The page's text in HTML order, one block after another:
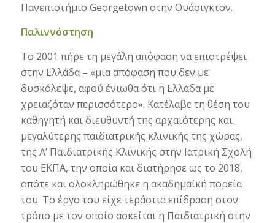
Πανεπιστήμιο Georgetown στην Ουάσιγκτον.
Παλιννόστηση
Το 2001 πήρε τη μεγάλη απόφαση να επιστρέψει
στην Ελλάδα – «μια απόφαση που δεν με
δυσκόλεψε, αφού ένιωθα ότι η Ελλάδα με
χρειαζόταν περισσότερο». Κατέλαβε τη θέση του
καθηγητή και διευθυντή της αρχαιότερης και
μεγαλύτερης παιδιατρικής κλινικής της χώρας,
της Α’ Παιδιατρικής Κλινικής στην Ιατρική Σχολή
του ΕΚΠΑ, την οποία και διατήρησε ως το 2018,
οπότε και ολοκληρώθηκε η ακαδημαϊκή πορεία
του. Το έργο του είχε τεράστια επίδραση στον
τρόπο με τον οποίο ασκείται η Παιδιατρική στην